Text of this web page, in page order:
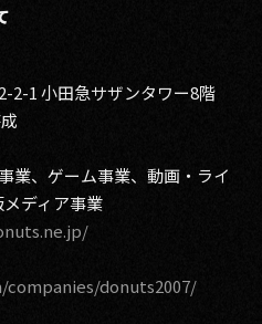
2-1 小田急サザンタワー8階
業、ゲーム事業、動画・ライ
メディア事業
donuts2007/